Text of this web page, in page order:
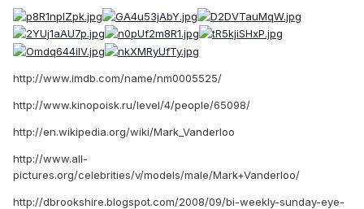
http://www.imdb.com/name/nm0005525/
http://www.kinopoisk.ru/level/4/people/65098/
http://en.wikipedia.org/wiki/Mark_Vanderloo
http://www.all-
pictures.org/celebrities/v/models/male/Mark+Vanderloo/
http://dbrookshire.blogspot.com/2008/09/bi-weekly-sunday-eye-